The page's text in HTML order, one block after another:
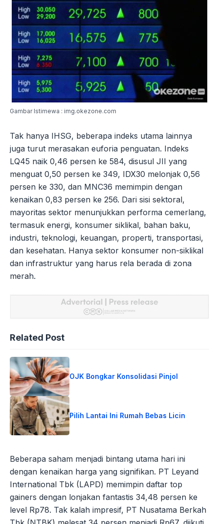
Gambar Istimewa : img.okezone.com
Tak hanya IHSG, beberapa indeks utama lainnya
juga turut merasakan euforia penguatan. Indeks
LQ45 naik 0,46 persen ke 584, disusul JII yang
menguat 0,50 persen ke 349, IDX30 melonjak 0,56
persen ke 330, dan MNC36 memimpin dengan
kenaikan 0,83 persen ke 256. Dari sisi sektoral,
mayoritas sektor menunjukkan performa cemerlang,
termasuk energi, konsumer siklikal, bahan baku,
industri, teknologi, keuangan, properti, transportasi,
dan kesehatan. Hanya sektor konsumer non-siklikal
dan infrastruktur yang harus rela berada di zona
merah.
Related Post
OJK Bongkar Konsolidasi Pinjol
Pilih Lantai Ini Rumah Bebas Licin
Beberapa saham menjadi bintang utama hari ini
dengan kenaikan harga yang signifikan. PT Leyand
International Tbk (LAPD) memimpin daftar top
gainers dengan lonjakan fantastis 34,48 persen ke
level Rp78. Tak kalah impresif, PT Nusatama Berkah